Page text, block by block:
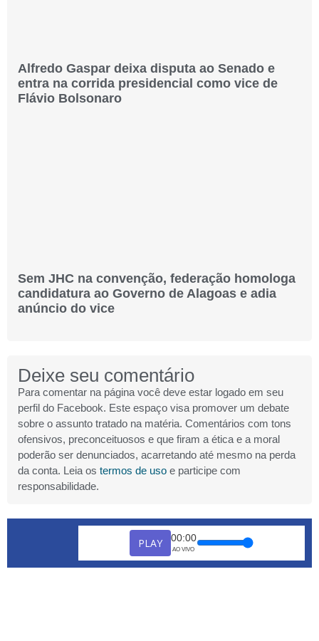
Alfredo Gaspar deixa disputa ao Senado e
entra na corrida presidencial como vice de
Flávio Bolsonaro
Sem JHC na convenção, federação homologa
candidatura ao Governo de Alagoas e adia
anúncio do vice
Deixe seu comentário
Para comentar na página você deve estar logado em seu
perfil do Facebook. Este espaço visa promover um debate
sobre o assunto tratado na matéria. Comentários com tons
ofensivos, preconceituosos e que firam a ética e a moral
poderão ser denunciados, acarretando até mesmo na perda
da conta. Leia os termos de uso e participe com
responsabilidade.
PLAY 00:00
AO VIVO